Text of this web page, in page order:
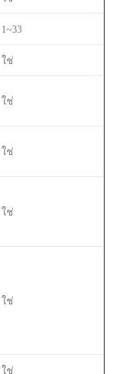
1~33
ใช่
ใช่
ใช่
ใช่
ใช่
ใช่